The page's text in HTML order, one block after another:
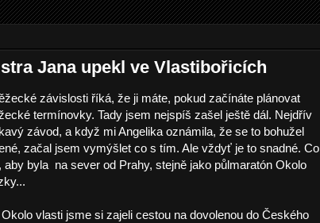
Jana upekl ve Vlastibořicích
závislosti říká, že ji máte, pokud začínáte plánovat
termínovky. Tady jsem nejspíš zašel ještě dál. Nejdřív
závod, a když mi Angelika oznámila, že se to bohužel
začal jsem vymýšlet co s tím. Ale vždyť je to snadné. Co
aby byla na sever od Prahy, stejně jako půlmaratón Okolo
vlasti jsme si zajeli cestou na dovolenou do Českého